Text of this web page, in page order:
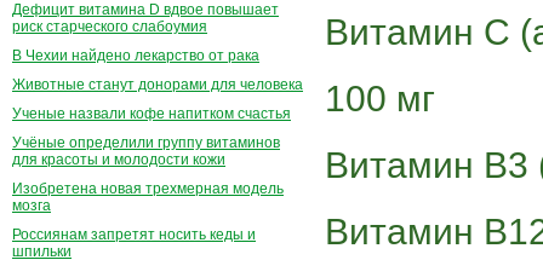
Дефицит витамина D вдвое повышает
риск старческого слабоумия
В Чехии найдено лекарство от рака
Животные станут донорами для человека
Ученые назвали кофе напитком счастья
Учёные определили группу витаминов
для красоты и молодости кожи
Изобретена новая трехмерная модель
мозга
Россиянам запретят носить кеды и
шпильки
Витамин С
100 мг
Витамин В3
Витамин